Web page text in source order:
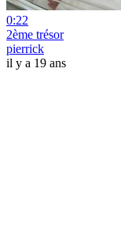
0:22
2ème trésor
pierrick
il y a 19 ans